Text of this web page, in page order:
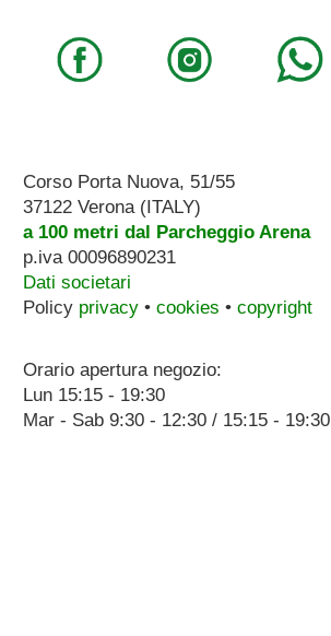
Corso Porta Nuova, 51/55
37122 Verona (ITALY)
a 100 metri dal Parcheggio Arena
p.iva 00096890231
Dati societari
Policy privacy• cookies • copyright
Orario apertura negozio:
Lun 15:15 - 19:30
Mar - Sab 9:30 - 12:30 / 15:15 - 19:30